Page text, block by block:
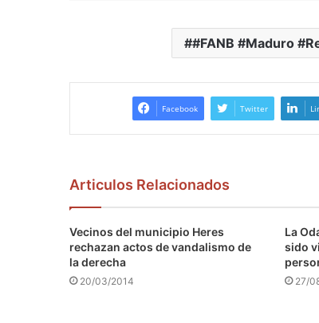
#FANB #Maduro
Facebook Twitter
Articulos Relacionados
Vecinos del municipio Heres
rechazan actos de vandalismo de
la derecha
20/03/2014
La
sido
27/